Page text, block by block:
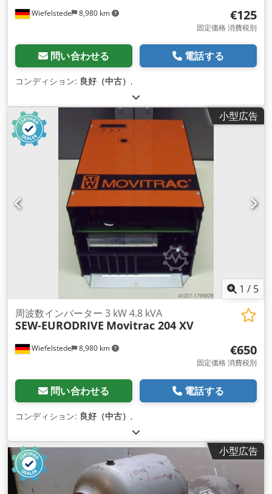
Wiefelstede 8,980 km €125
固定価格 消費税別
問い合わせる 電話する
コンディション: 良好（中古） ,
小型広告
1 / 5
Wiefelstede 8,980 km
周波数インバーター 3 kW 4.8 kVA
SEW-EURODRIVE Movitrac 204 XV
€650
固定価格 消費税別
問い合わせる 電話する
コンディション: 良好（中古） ,
小型広告